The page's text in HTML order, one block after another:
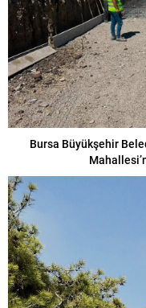
Bursa Büyükşehir